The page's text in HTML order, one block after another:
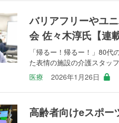
バリアフリーやユ
会 佐々木淳氏【連
「帰るー！帰るー！」80
た表情の施設の介護スタッ
医療
2026年1月26日
高齢者向けeスポ